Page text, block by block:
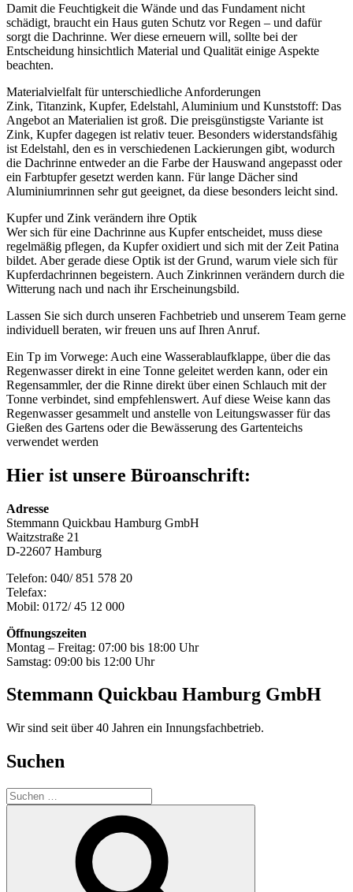
Damit die Feuchtigkeit die Wände und das Fundament nicht
schädigt, braucht ein Haus guten Schutz vor Regen – und dafür
sorgt die Dachrinne. Wer diese erneuern will, sollte bei der
Entscheidung hinsichtlich Material und Qualität einige Aspekte
beachten.
Materialvielfalt für unterschiedliche Anforderungen
Zink, Titanzink, Kupfer, Edelstahl, Aluminium und Kunststoff: Das
Angebot an Materialien ist groß. Die preisgünstigste Variante ist
Zink, Kupfer dagegen ist relativ teuer. Besonders widerstandsfähig
ist Edelstahl, den es in verschiedenen Lackierungen gibt, wodurch
die Dachrinne entweder an die Farbe der Hauswand angepasst oder
ein Farbtupfer gesetzt werden kann. Für lange Dächer sind
Aluminiumrinnen sehr gut geeignet, da diese besonders leicht sind.
Kupfer und Zink verändern ihre Optik
Wer sich für eine Dachrinne aus Kupfer entscheidet, muss diese
regelmäßig pflegen, da Kupfer oxidiert und sich mit der Zeit Patina
bildet. Aber gerade diese Optik ist der Grund, warum viele sich für
Kupferdachrinnen begeistern. Auch Zinkrinnen verändern durch die
Witterung nach und nach ihr Erscheinungsbild.
Lassen Sie sich durch unseren Fachbetrieb und unserem Team gerne
individuell beraten, wir freuen uns auf Ihren Anruf.
Ein Tp im Vorwege: Auch eine Wasserablaufklappe, über die das
Regenwasser direkt in eine Tonne geleitet werden kann, oder ein
Regensammler, der die Rinne direkt über einen Schlauch mit der
Tonne verbindet, sind empfehlenswert. Auf diese Weise kann das
Regenwasser gesammelt und anstelle von Leitungswasser für das
Gießen des Gartens oder die Bewässerung des Gartenteichs
verwendet werden
Hier ist unsere Büroanschrift:
Adresse
Stemmann Quickbau Hamburg GmbH
Waitzstraße 21
D-22607 Hamburg
Telefon: 040/ 851 578 20
Telefax:
Mobil: 0172/ 45 12 000
Öffnungszeiten
Montag – Freitag: 07:00 bis 18:00 Uhr
Samstag: 09:00 bis 12:00 Uhr
Stemmann Quickbau Hamburg GmbH
Wir sind seit über 40 Jahren ein Innungsfachbetrieb.
Suchen
Suchen
nach: